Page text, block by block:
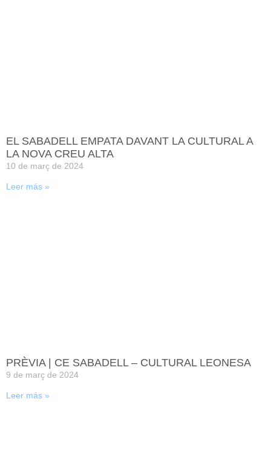
EL SABADELL EMPATA DAVANT LA CULTURAL A
LA NOVA CREU ALTA
10 de març de 2024
Leer más »
PRÈVIA | CE SABADELL – CULTURAL LEONESA
9 de març de 2024
Leer más »